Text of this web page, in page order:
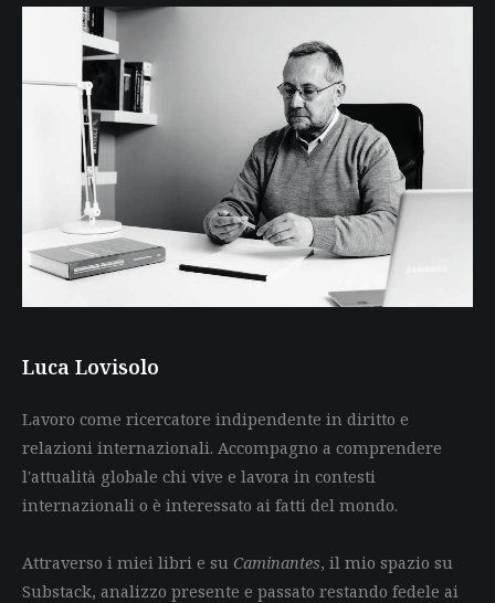
Luca Lovisolo
Lavoro come ricercatore indipendente in diritto e
relazioni internazionali. Accompagno a comprendere
l'attualità globale chi vive e lavora in contesti
internazionali o è interessato ai fatti del mondo.
Attraverso i miei libri e su Caminantes, il mio spazio su
Substack, analizzo presente e passato restando fedele ai